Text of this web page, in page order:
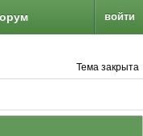
войти
Тема закрыта